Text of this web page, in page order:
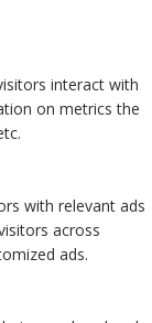
interact with
on metrics the
with relevant ads
across
ads.